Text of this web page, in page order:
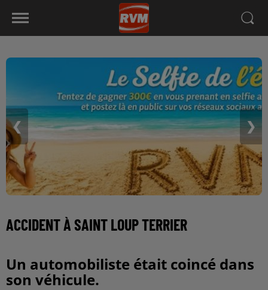
❮ ❯
ACCIDENT À SAINT LOUP TERRIER
Un automobiliste était coincé dans
son véhicule.